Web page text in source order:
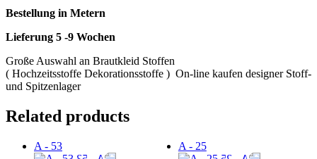
Bestellung in Metern
Lieferung 5 -9 Wochen
Große Auswahl an Brautkleid Stoffen
( Hochzeitsstoffe Dekorationsstoffe ) On-line kaufen designer Stoff-
und Spitzenlager
Related products
A - 53 A - 25